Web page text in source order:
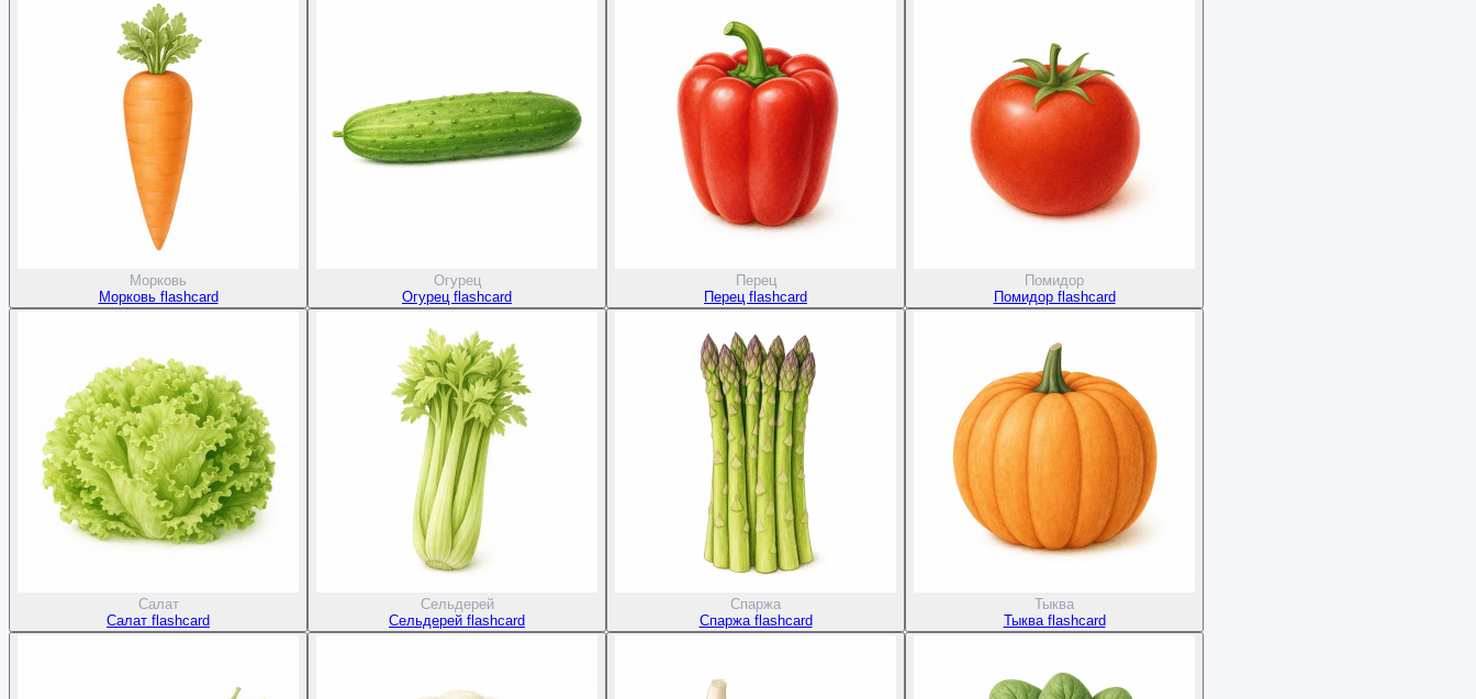
Морковь
Морковь flashcard
Огурец
Огурец flashcard
Перец
Перец flashcard
Помидор
Помидор flashcard
Салат
Салат flashcard
Сельдерей
Сельдерей flashcard
Спаржа
Спаржа flashcard
Тыква
Тыква flashcard